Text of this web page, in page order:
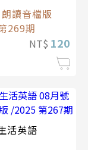
讀音檔版
269期
NT$ 120
活英語